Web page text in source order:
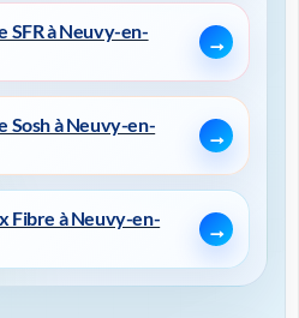
SFR à Neuvy-en-
Sosh à Neuvy-en-
Fibre à Neuvy-en-